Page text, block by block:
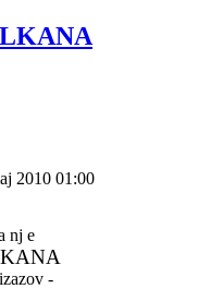
2010 01:00
nj e
-